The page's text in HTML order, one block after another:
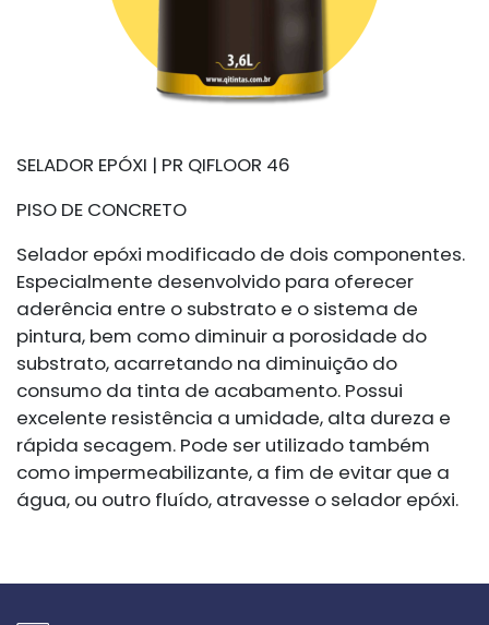
SELADOR EPÓXI | PR QIFLOOR 46
PISO DE CONCRETO
Selador epóxi modificado de dois componentes.
Especialmente desenvolvido para oferecer
aderência entre o substrato e o sistema de
pintura, bem como diminuir a porosidade do
substrato, acarretando na diminuição do
consumo da tinta de acabamento. Possui
excelente resistência a umidade, alta dureza e
rápida secagem. Pode ser utilizado também
como impermeabilizante, a fim de evitar que a
água, ou outro fluído, atravesse o selador epóxi.